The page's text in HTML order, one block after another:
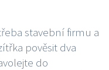
stavební firmu a
pověsit dva
do